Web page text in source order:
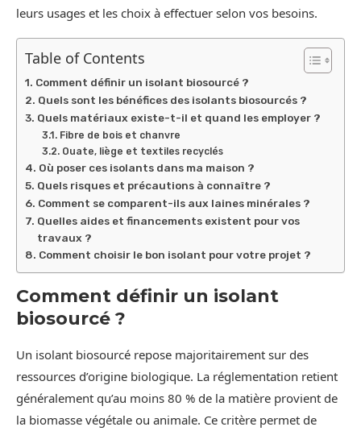
leurs usages et les choix à effectuer selon vos besoins.
Table of Contents
Comment définir un isolant biosourcé ?
Quels sont les bénéfices des isolants biosourcés ?
Quels matériaux existe-t-il et quand les employer ?
Fibre de bois et chanvre
Ouate, liège et textiles recyclés
Où poser ces isolants dans ma maison ?
Quels risques et précautions à connaître ?
Comment se comparent-ils aux laines minérales ?
Quelles aides et financements existent pour vos
travaux ?
Comment choisir le bon isolant pour votre projet ?
Comment définir un isolant
biosourcé ?
Un isolant biosourcé repose majoritairement sur des
ressources d’origine biologique. La réglementation retient
généralement qu’au moins 80 % de la matière provient de
la biomasse végétale ou animale. Ce critère permet de